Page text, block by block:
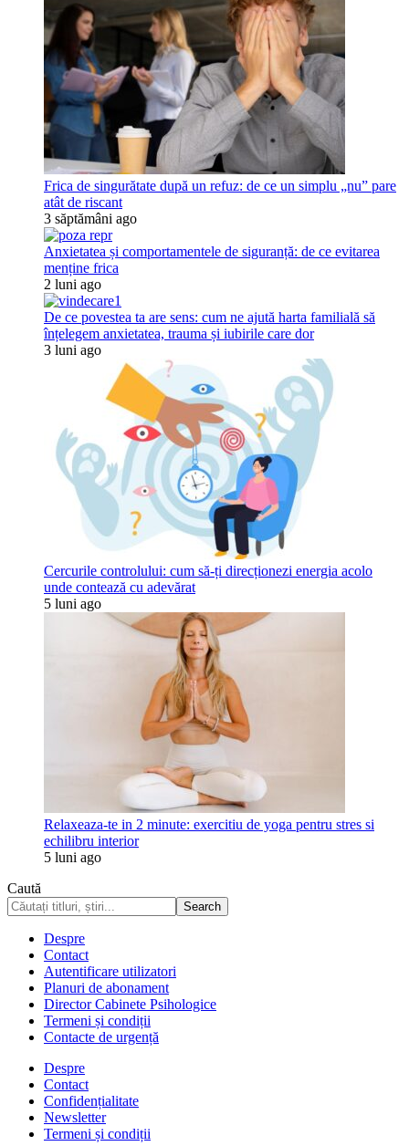
Frica de singurătate după un refuz: de ce un simplu „nu” pare
atât de riscant
3 săptămâni ago
Anxietatea și comportamentele de siguranță: de ce evitarea
menține frica
2 luni ago
De ce povestea ta are sens: cum ne ajută harta familială să
înțelegem anxietatea, trauma și iubirile care dor
3 luni ago
Cercurile controlului: cum să-ți direcționezi energia acolo
unde contează cu adevărat
5 luni ago
Relaxeaza-te in 2 minute: exercitiu de yoga pentru stres si
echilibru interior
5 luni ago
Caută
Despre
Contact
Autentificare utilizatori
Planuri de abonament
Director Cabinete Psihologice
Termeni și condiții
Contacte de urgență
Despre
Contact
Confidențialitate
Newsletter
Termeni și condiții